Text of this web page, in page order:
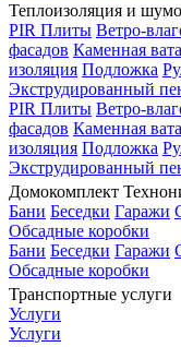
Теплоизоляция и
PIR Плиты Ветро-
фасадов Каменная вата
изоляция Подложка
Экструдированный
PIR Плиты Ветро-
фасадов Каменная вата
изоляция Подложка
Экструдированный
Домокомплект
Бани Беседки Гаражи
Обсадные коробки
Бани Беседки Гаражи
Обсадные коробки
Транспортные услуги
Услуги
Услуги